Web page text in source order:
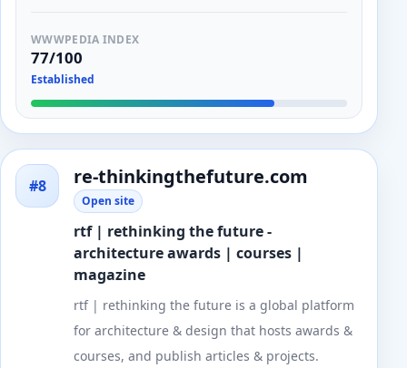
WWWPEDIA INDEX
77/100
Established
#8 re-thinkingthefuture.com
Open site
rtf | rethinking the future -
architecture awards | courses |
magazine
rtf | rethinking the future is a global platform
for architecture & design that hosts awards &
courses, and publish articles & projects.